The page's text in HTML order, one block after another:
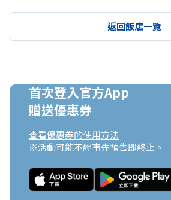
返回飯店一覽
首次登入官方App
贈送優惠券
查看優惠券的使用方法
※活動可能不經事先預告即終止。